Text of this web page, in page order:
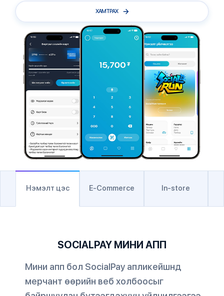
ХАМТРАХ
Нэмэлт цэс E-Commerce In-store
SOCIALPAY МИНИ АПП
Мини апп бол SocialPay апликейшнд
мерчант өөрийн веб холбоосыг